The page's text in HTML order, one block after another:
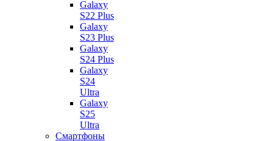
Galaxy
S22 Plus
Galaxy
S23 Plus
Galaxy
S24 Plus
Galaxy
S24
Ultra
Galaxy
S25
Ultra
Смартфоны